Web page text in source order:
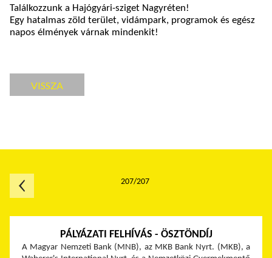
Találkozzunk a Hajógyári-sziget Nagyréten!
Egy hatalmas zöld terület, vidámpark, programok és egész
napos élmények várnak mindenkit!
VISSZA
PÁLYÁZATI FELHÍVÁS - ÖSZTÖNDÍJ
A Magyar Nemzeti Bank (MNB), az MKB Bank Nyrt. (MKB), a
207/207